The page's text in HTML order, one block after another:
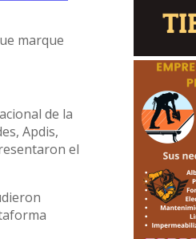
marque
de la
Apdis,
el